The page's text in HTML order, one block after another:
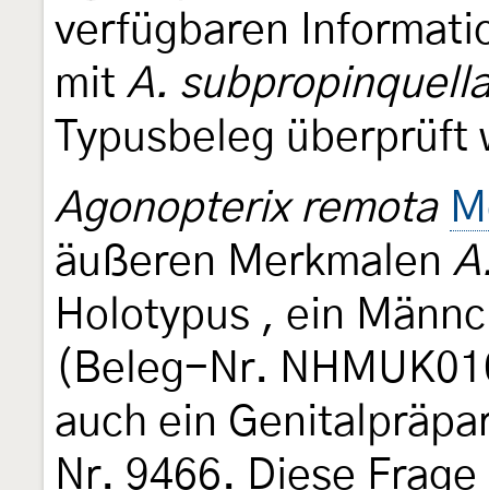
verfügbaren
mit A.
Typusbeleg überprüft
Agonopterix remota
äußeren Merkmalen
Holotypus , ein
(Beleg-Nr.
auch ein
Nr. 9466. Diese